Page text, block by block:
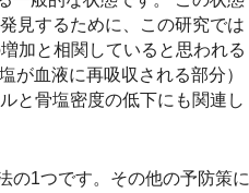
見するために、この研究では
加と相関していると思われる
が血液に再吸収される部分）
と骨塩密度の低下にも関連し
の1つです。その他の予防策に